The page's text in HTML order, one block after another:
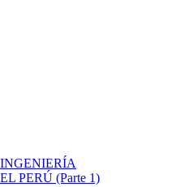
PERÚ (Parte 1)